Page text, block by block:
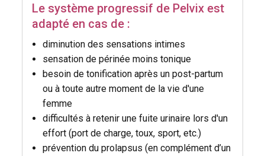
Le système progressif de Pelvix est
adapté en cas de :
diminution des sensations intimes
sensation de périnée moins tonique
besoin de tonification après un post-partum
ou à toute autre moment de la vie d'une
femme
difficultés à retenir une fuite urinaire lors d'un
effort (port de charge, toux, sport, etc.)
prévention du prolapsus (en complément d’un